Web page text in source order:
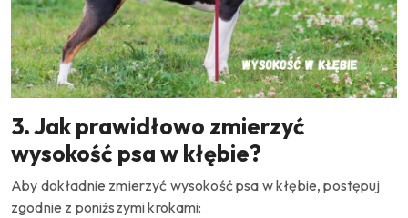
3. Jak prawidłowo zmierzyć
wysokość psa w kłębie?
Aby dokładnie zmierzyć wysokość psa w kłębie, postępuj
zgodnie z poniższymi krokami: